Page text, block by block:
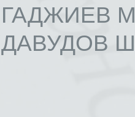
ГАДЖИЕВ
ДАВУДОВ